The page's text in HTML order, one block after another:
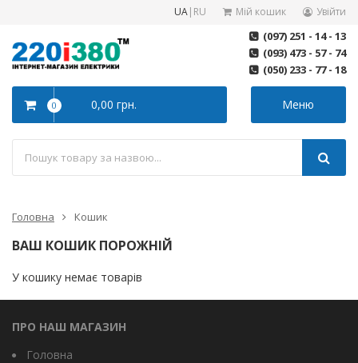
UA| RU Мій кошик Увійти
(097) 251 - 14 - 13
(093) 473 - 57 - 74
(050) 233 - 77 - 18
Меню
0 0,00 грн.
Головна Кошик
ВАШ КОШИК ПОРОЖНІЙ
У кошику немає товарів
ПРО НАШ МАГАЗИН
Головна